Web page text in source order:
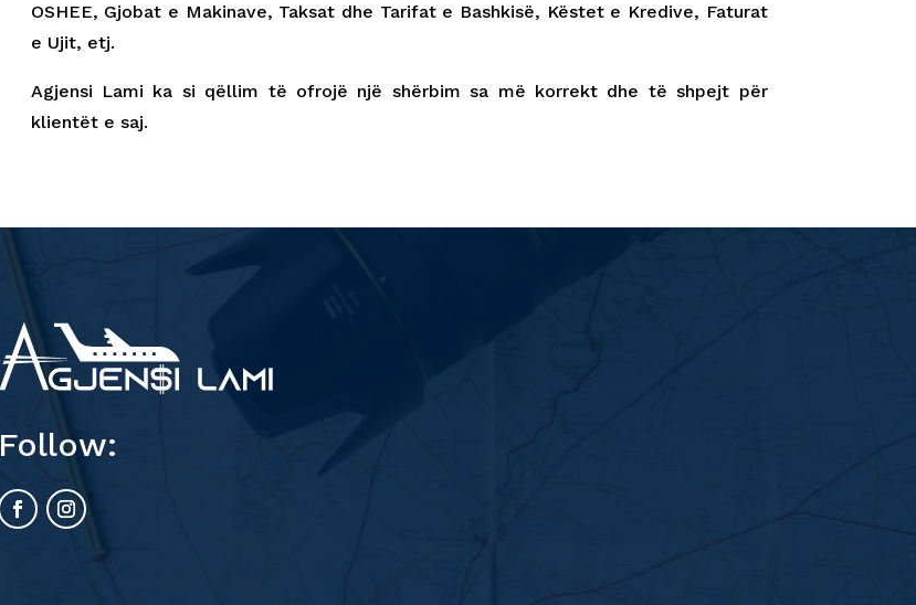
OSHEE, Gjobat e Makinave, Taksat dhe Tarifat e Bashkisë, Këstet e Kredive, Faturat
e Ujit, etj.
Agjensi Lami ka si qëllim të ofrojë një shërbim sa më korrekt dhe të shpejt për
klientët e saj.
Follow: